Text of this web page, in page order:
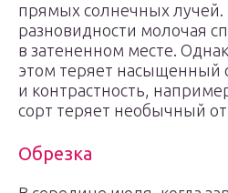
прямых солнечных
разновидности молочая
в затененном месте.
этом теряет насыщенный
и контрастность,
сорт теряет необычный
Обрезка